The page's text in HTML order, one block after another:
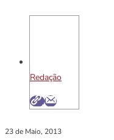
Redação
23 de Maio, 2013